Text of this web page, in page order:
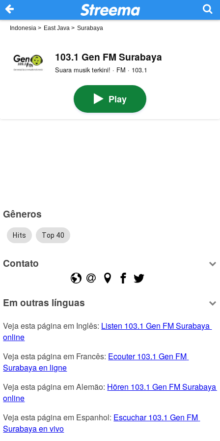
Indonesia > East Java > Surabaya
103.1 Gen FM Surabaya
Suara musik terkini! · FM · 103.1
Play
Gêneros
Hits Top 40
Contato
Em outras línguas
Veja esta página em Inglês: Listen 103.1 Gen FM Surabaya
online
Veja esta página em Francês: Ecouter 103.1 Gen FM
Surabaya en ligne
Veja esta página em Alemão: Hören 103.1 Gen FM Surabaya
online
Veja esta página em Espanhol: Escuchar 103.1 Gen FM
Surabaya en vivo